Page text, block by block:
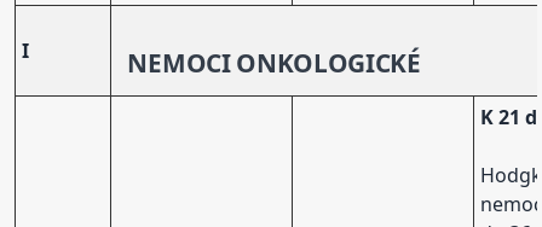
I NEMOCI ONKOLOGICKÉ
K 21